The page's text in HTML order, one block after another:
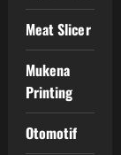
Meat Slicer
Mukena
Printing
Otomotif